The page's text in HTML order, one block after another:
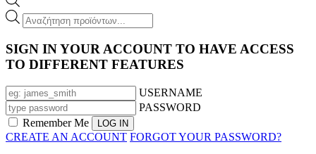
Products
search
SIGN IN YOUR ACCOUNT TO HAVE ACCESS
TO DIFFERENT FEATURES
USERNAME
PASSWORD
Remember Me
CREATE AN ACCOUNT FORGOT YOUR PASSWORD?